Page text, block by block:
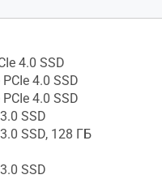
4.0 SSD
4.0 SSD
4.0 SSD
SSD
SSD, 128 ГБ
SSD